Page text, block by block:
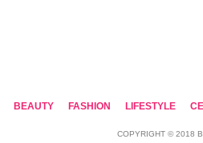
BEAUTY FASHION LIFESTYLE
COPYRIGHT © 2018